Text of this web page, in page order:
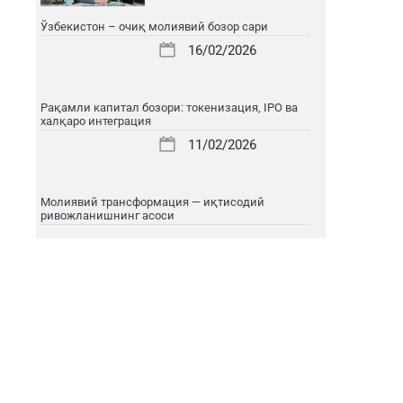
Ўзбекистон – очиқ молиявий бозор сари
16/02/2026
Рақамли капитал бозори: токенизация, IPO ва
халқаро интеграция
11/02/2026
Молиявий трансформация — иқтисодий
ривожланишнинг асоси